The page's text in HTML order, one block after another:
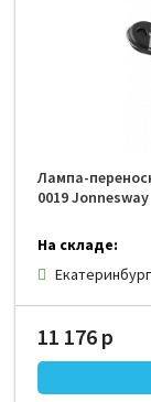
Лампа-
0019 Jonnesway
На складе:
11 176 р